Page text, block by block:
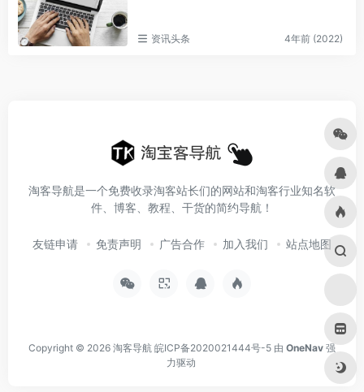
资讯头条 4年前 (2022)
淘客导航是一个免费收录淘客站长们的网站和淘客行业知名软
件、博客、教程、干货的简约导航！
友链申请 免责声明 广告合作 加入我们 站点地图
Copyright © 2026 淘客导航 皖ICP备2020021444号-5 由 OneNav 强
力驱动